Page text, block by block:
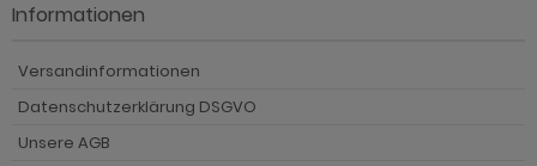
Informationen
Versandinformationen
Datenschutzerklärung DSGVO
Unsere AGB